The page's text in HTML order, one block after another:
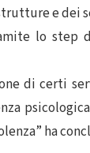
e dei
lo step
di certi
ha